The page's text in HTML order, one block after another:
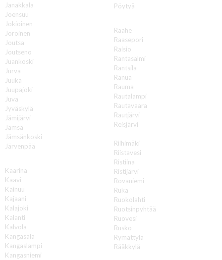
Janakkala
Joensuu
Jokioinen
Joroinen
Joutsa
Joutseno
Juankoski
Jurva
Juuka
Juupajoki
Juva
Jyväskylä
Jämijärvi
Jämsä
Jämsänkoski
Järvenpää
Kaarina
Kaavi
Kainuu
Kajaani
Kalajoki
Kalanti
Kalvola
Kangasala
Kangaslampi
Kangasniemi
Pöytyä
Raahe
Raasepori
Raisio
Rantasalmi
Rantsila
Ranua
Rauma
Rautalampi
Rautavaara
Rautjärvi
Reisjärvi
Riihimäki
Riistavesi
Ristiina
Ristijärvi
Rovaniemi
Ruka
Ruokolahti
Ruotsinpyhtää
Ruovesi
Rusko
Rymättylä
Rääkkylä